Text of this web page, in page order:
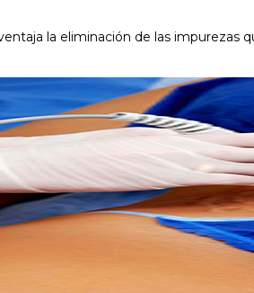
la eliminación de las impurezas